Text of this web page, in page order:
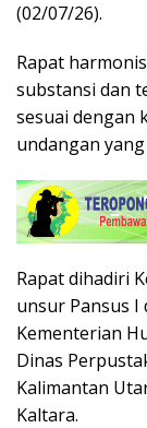
(02/07/26).
Rapat
substansi dan
sesuai dengan
undangan
Rapat dihadiri
unsur Pansus I
Kementerian
Dinas
Kalimantan
Kaltara.